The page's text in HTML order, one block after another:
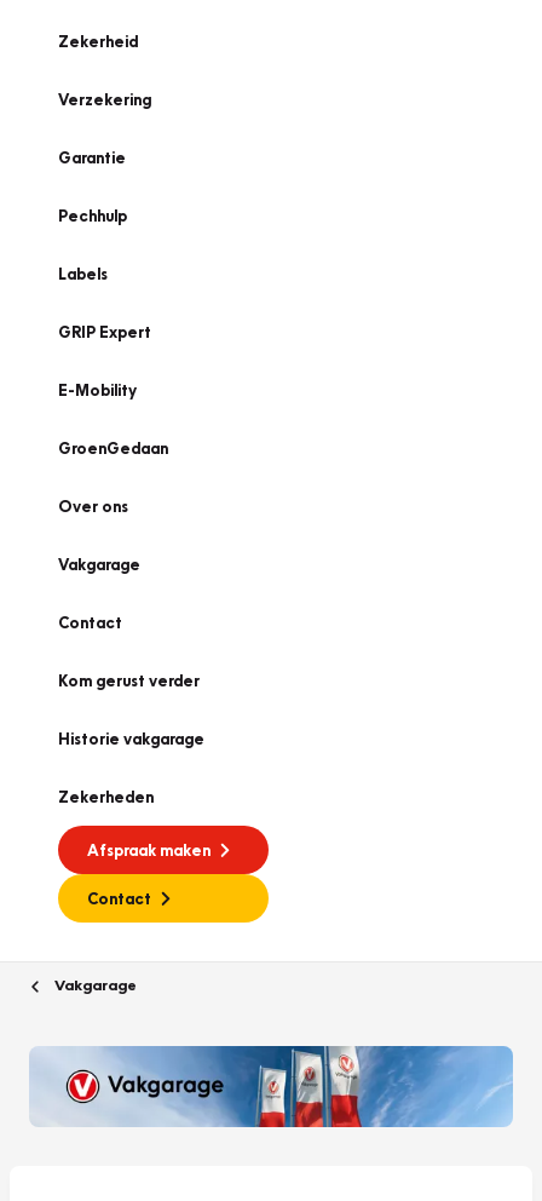
Zekerheid
Verzekering
Garantie
Pechhulp
Labels
GRIP Expert
E-Mobility
GroenGedaan
Over ons
Vakgarage
Contact
Kom gerust verder
Historie vakgarage
Zekerheden
Afspraak maken
Contact
Vakgarage